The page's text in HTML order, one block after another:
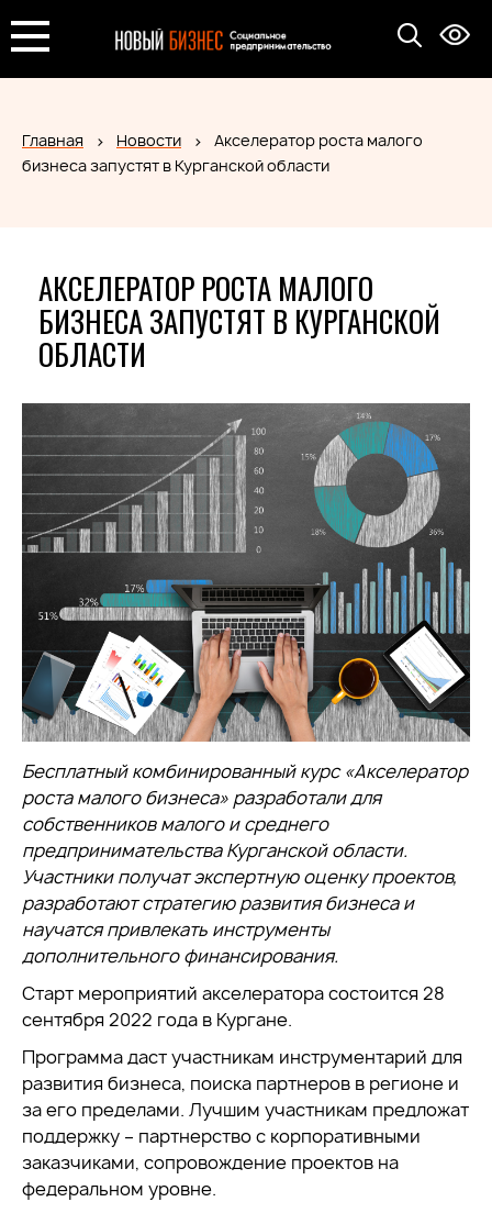
Главная Новости
Акселератор роста малого
бизнеса запустят в Курганской области
АКСЕЛЕРАТОР РОСТА МАЛОГО
БИЗНЕСА ЗАПУСТЯТ В КУРГАНСКОЙ
ОБЛАСТИ
Бесплатный комбинированный курс «Акселератор
роста малого бизнеса» разработали для
собственников малого и среднего
предпринимательства Курганской области.
Участникиполучат экспертную оценку проектов,
разработают стратегию развития бизнеса и
научатся привлекать инструменты
дополнительного финансирования.
Старт мероприятий акселератора состоится 28
сентября 2022 года в Кургане.
Программа даст участникам инструментарий для
развития бизнеса, поиска партнеров в регионе и
за его пределами. Лучшим участникам предложат
поддержку – партнерство с корпоративными
заказчиками, сопровождение проектов на
федеральном уровне.